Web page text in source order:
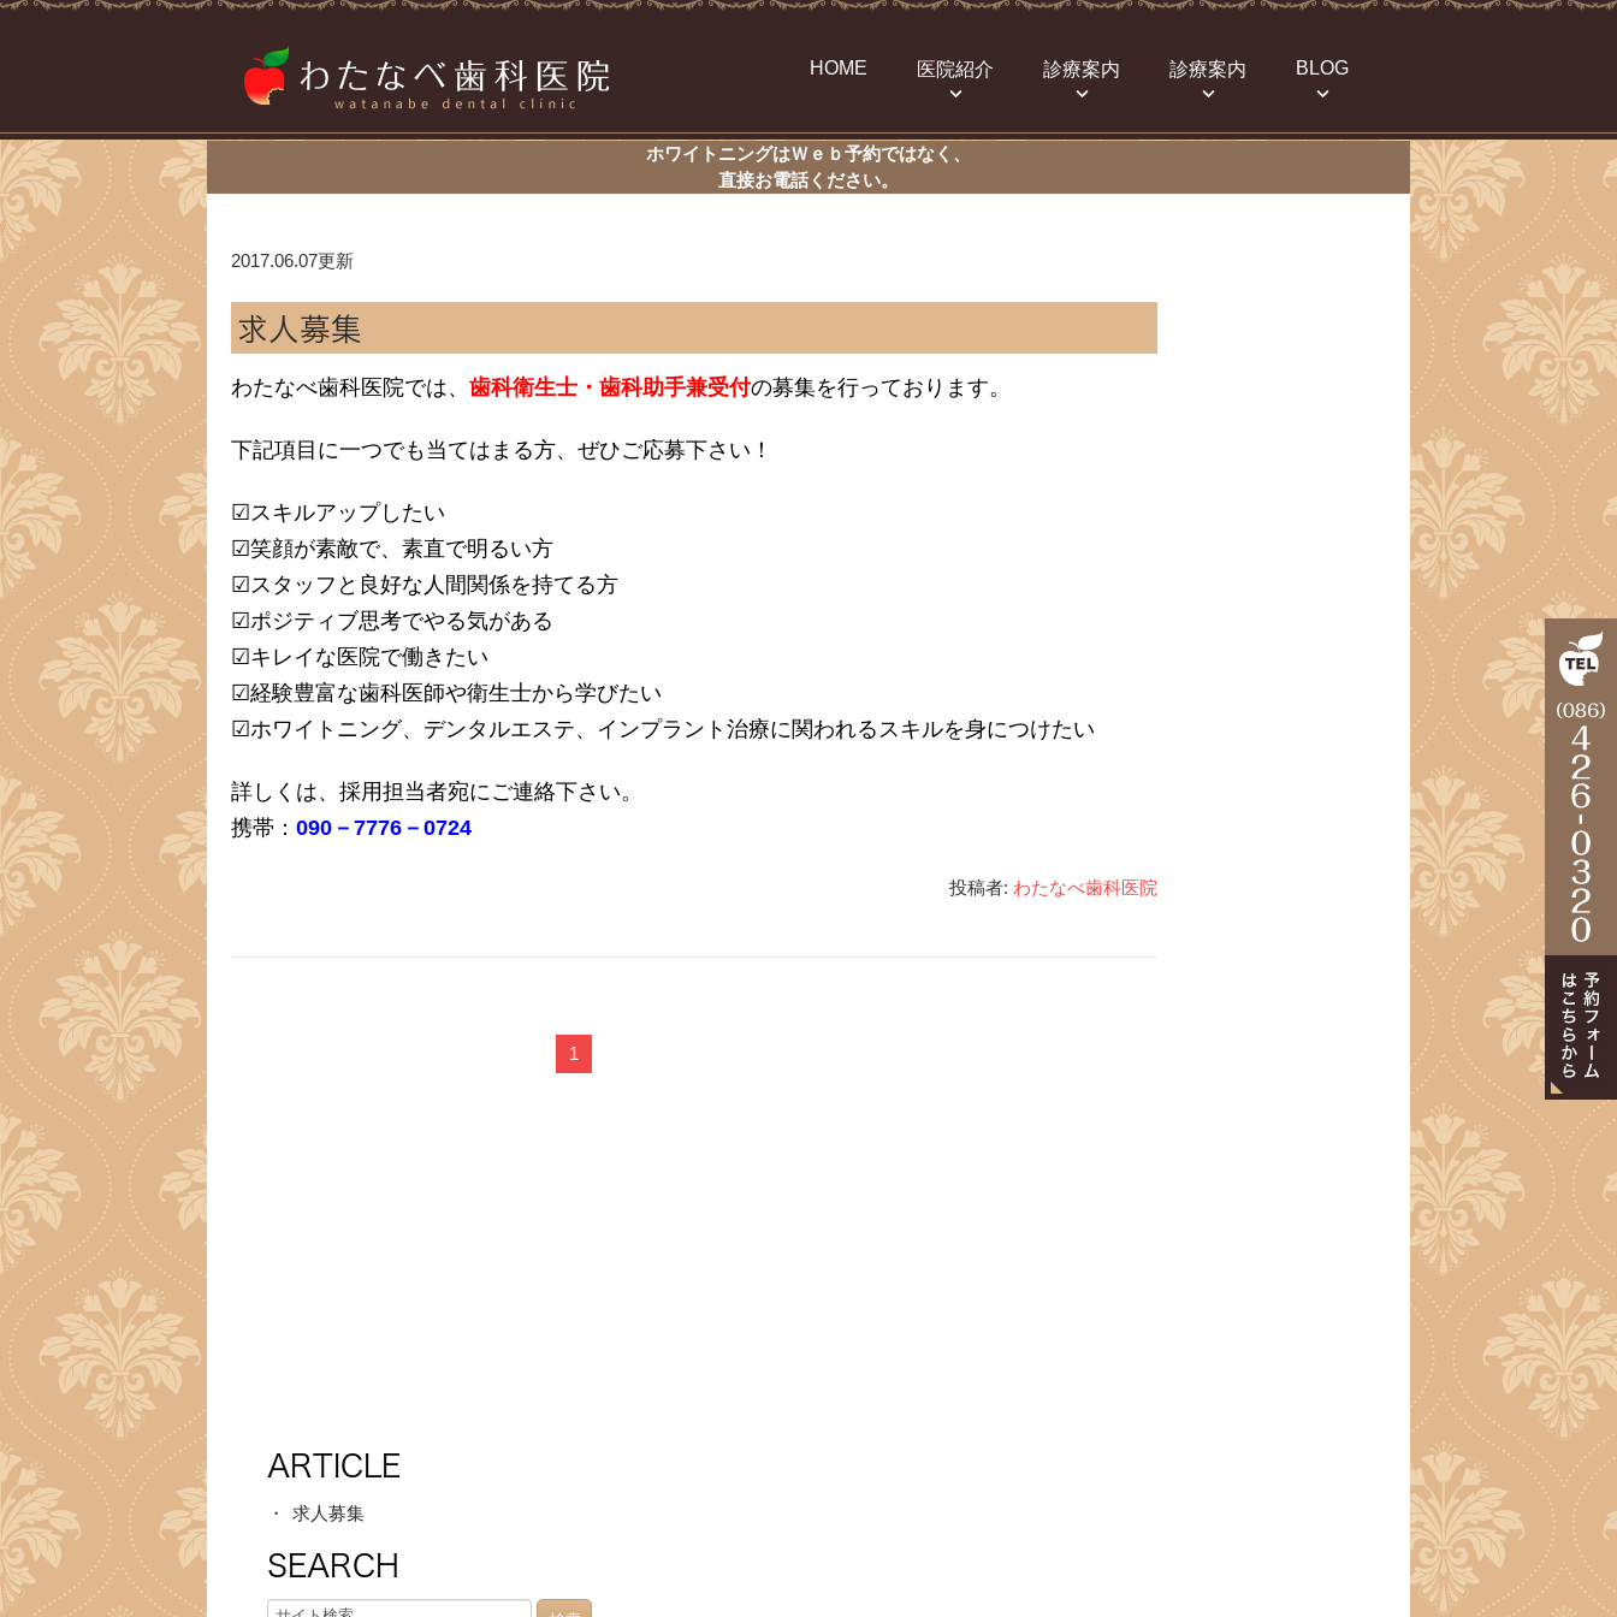
HOME 医院紹介 診療案内 診療案内 BLOG
ホワイトニングはＷｅｂ予約ではなく、
直接お電話ください。
2017.06.07更新
求人募集
わたなべ歯科医院では、 歯科衛生士・歯科助手兼受付の募集を行っております。
下記項目に一つでも当てはまる方、ぜひご応募下さい！
☑スキルアップしたい
☑笑顔が素敵で、素直で明るい方
☑スタッフと良好な人間関係を持てる方
☑ポジティブ思考でやる気がある
☑キレイな医院で働きたい
☑経験豊富な歯科医師や衛生士から学びたい
☑ホワイトニング、デンタルエステ、インプラント治療に関われるスキルを身につけたい
詳しくは、採用担当者宛にご連絡下さい。
携帯： 090－7776－0724
投稿者: わたなべ歯科医院
1
ARTICLE
求人募集
SEARCH